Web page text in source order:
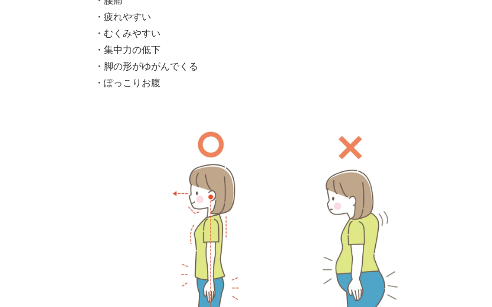
・疲れやすい
・むくみやすい
・集中力の低下
・脚の形がゆがんでくる
・ぽっこりお腹